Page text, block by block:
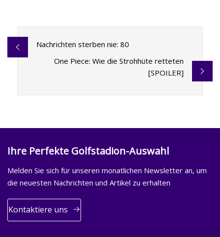
Nachrichten sterben nie: 80
One Piece: Wie die Strohhüte retteten
[SPOILER]
Ihre Perfekte Golfstadion-Auswahl
Melden Sie sich für unseren monatlichen Newsletter an, um
die neuesten Nachrichten und Artikel zu erhalten
Kontaktiere uns